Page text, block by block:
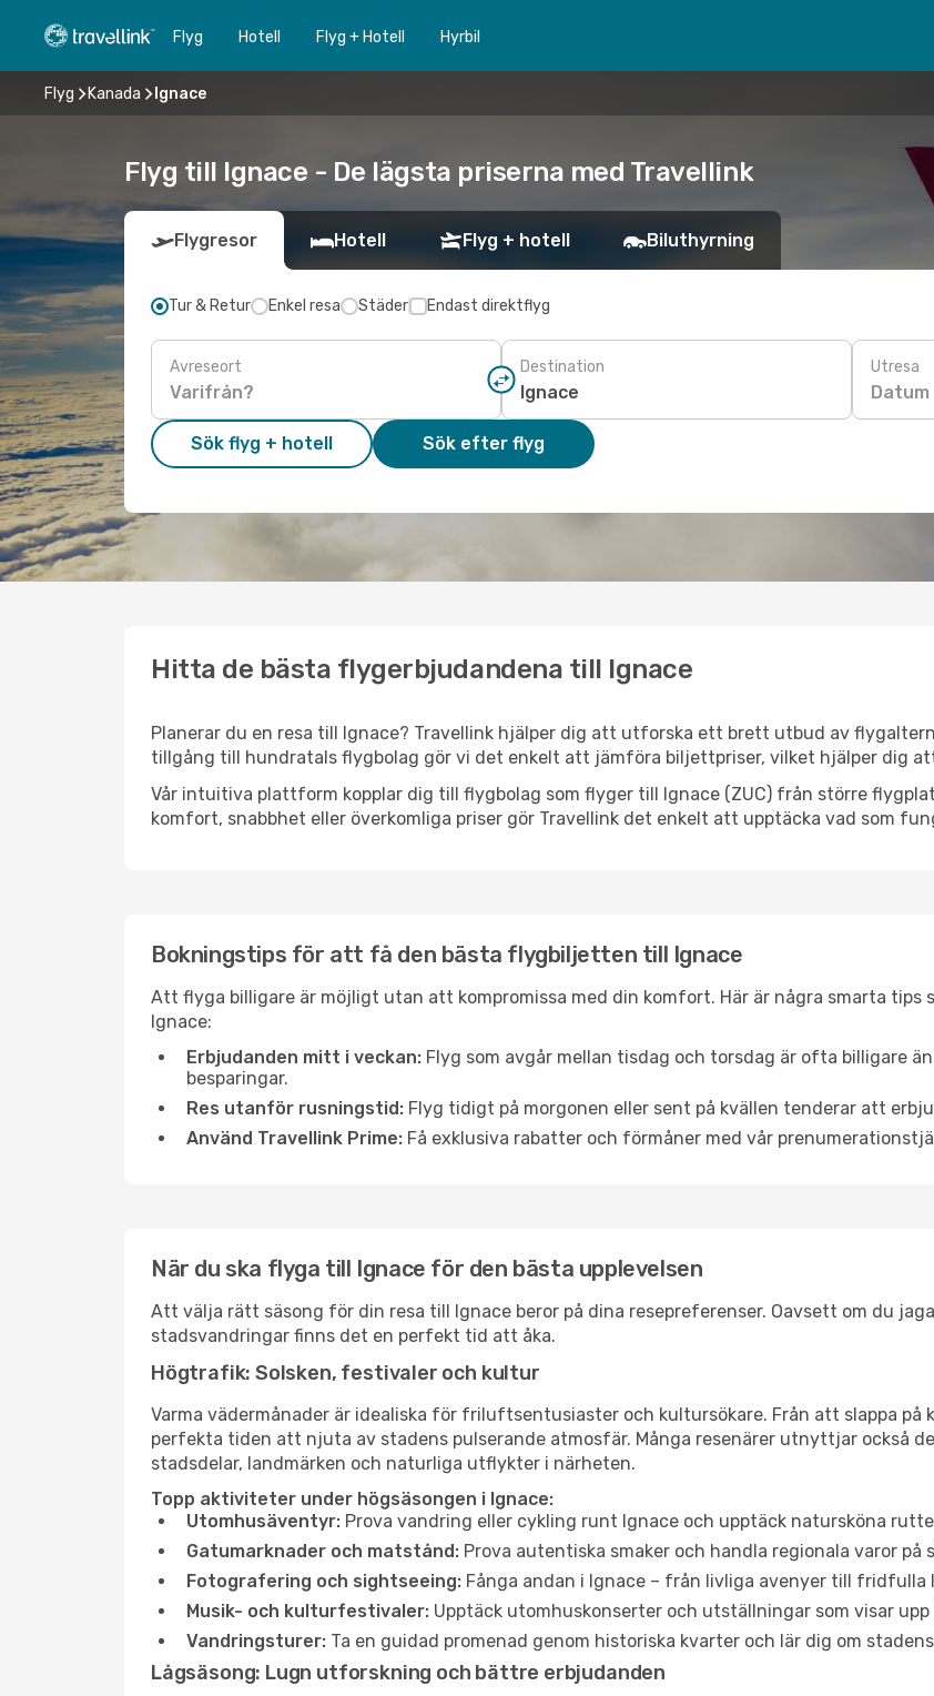
Flyg Hotell Flyg + Hotell Hyrbil
Flyg Kanada Ignace
Flyg till Ignace - De lägsta priserna med Travellink
Flygresor Hotell Flyg + hotell Biluthyrning
Tur & Retur Enkel resa Städer Endast direktflyg
Avreseort Destination Utresa
Datum
Sök flyg + hotell Sök efter flyg
Hitta de bästa flygerbjudandena till Ignace
Planerar du en resa till Ignace? Travellink hjälper dig att utforska ett brett utbud av
tillgång till hundratals flygbolag gör vi det enkelt att jämföra biljettpriser, vilket hjälper dig
Vår intuitiva plattform kopplar dig till flygbolag som flyger till Ignace (ZUC) från större
komfort, snabbhet eller överkomliga priser gör Travellink det enkelt att upptäcka vad som
Bokningstips för att få den bästa flygbiljetten till Ignace
Att flyga billigare är möjligt utan att kompromissa med din komfort. Här är några smarta
Ignace:
Erbjudanden mitt i veckan: Flyg som avgår mellan tisdag och torsdag är ofta billigare
besparingar.
Res utanför rusningstid: Flyg tidigt på morgonen eller sent på kvällen tenderar att
Använd Travellink Prime: Få exklusiva rabatter och förmåner med vår
När du ska flyga till Ignace för den bästa upplevelsen
Att välja rätt säsong för din resa till Ignace beror på dina resepreferenser. Oavsett om du
stadsvandringar finns det en perfekt tid att åka.
Högtrafik: Solsken, festivaler och kultur
Varma vädermånader är idealiska för friluftsentusiaster och kultursökare. Från att slappa
perfekta tiden att njuta av stadens pulserande atmosfär. Många resenärer utnyttjar också
stadsdelar, landmärken och naturliga utflykter i närheten.
Topp aktiviteter under högsäsongen i Ignace:
Utomhusäventyr: Prova vandring eller cykling runt Ignace och upptäck natursköna
Gatumarknader och matstånd: Prova autentiska smaker och handla regionala varor på
Fotografering och sightseeing: Fånga andan i Ignace – från livliga avenyer till fridfulla
Musik- och kulturfestivaler: Upptäck utomhuskonserter och utställningar som visar upp
Vandringsturer: Ta en guidad promenad genom historiska kvarter och lär dig om
Lågsäsong: Lugn utforskning och bättre erbjudanden